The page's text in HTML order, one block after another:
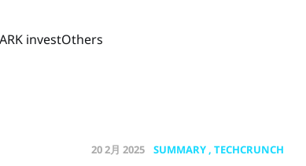
ARK investOthers
20 2月 2025 SUMMARY TECHCRUNCH